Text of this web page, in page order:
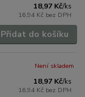
18,97 Kč/ks
16,94 Kč bez DPH
Přidat do košíku
18,97 Kč/ks
16,94 Kč bez DPH
Není skladem